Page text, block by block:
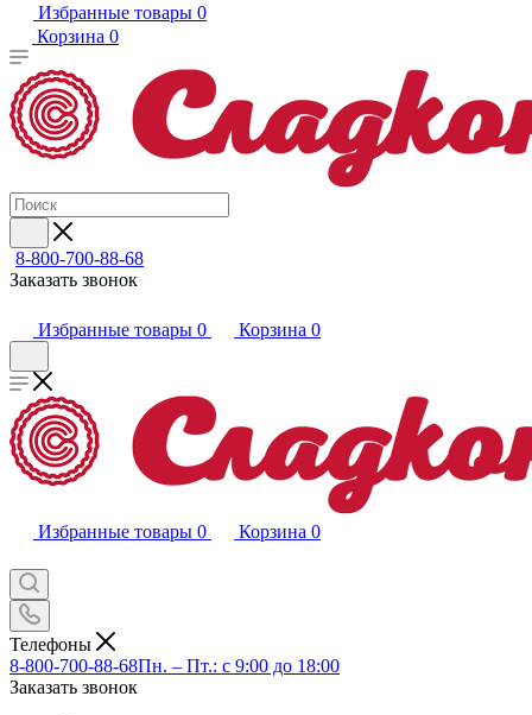
Избранные товары 0
Корзина 0
8-800-700-88-68
Заказать звонок
Избранные товары 0 Корзина 0
Избранные товары 0 Корзина 0
Телефоны
8-800-700-88-68Пн. – Пт.: с 9:00 до 18:00
Заказать звонок